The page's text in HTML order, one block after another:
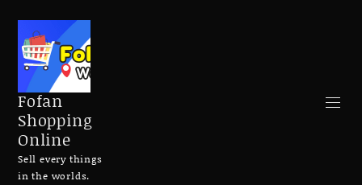
Fofan
Shopping
Online
Sell every things
in the worlds.